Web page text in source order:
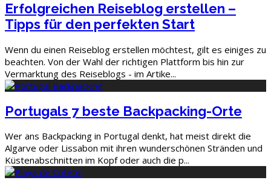
Erfolgreichen Reiseblog erstellen –
Tipps für den perfekten Start
Wenn du einen Reiseblog erstellen möchtest, gilt es einiges zu
beachten. Von der Wahl der richtigen Plattform bis hin zur
Vermarktung des Reiseblogs - im Artike...
Portugals 7 beste Backpacking-Orte
Wer ans Backpacking in Portugal denkt, hat meist direkt die
Algarve oder Lissabon mit ihren wunderschönen Stränden und
Küstenabschnitten im Kopf oder auch die p...